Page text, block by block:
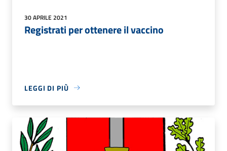
30 APRILE 2021
Registrati per ottenere il vaccino
LEGGI DI PIÙ